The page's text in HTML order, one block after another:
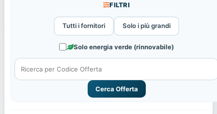
FILTRI
Tutti i fornitori Solo i più grandi
Solo energia verde (rinnovabile)
Cerca Offerta